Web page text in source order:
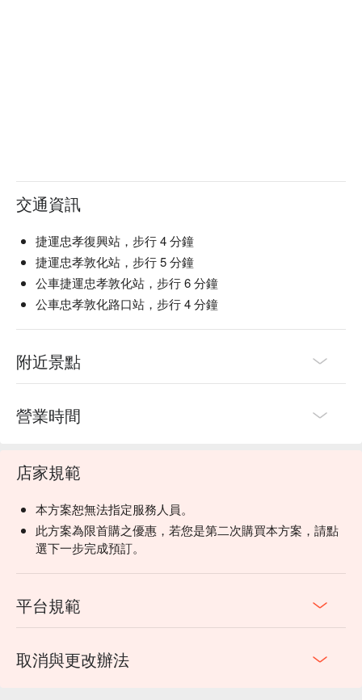
交通資訊
捷運忠孝復興站，步行 4 分鐘
捷運忠孝敦化站，步行 5 分鐘
公車捷運忠孝敦化站，步行 6 分鐘
公車忠孝敦化路口站，步行 4 分鐘
附近景點
營業時間
店家規範
本方案恕無法指定服務人員。
此方案為限首購之優惠，若您是第二次購買本方案，請點
選下一步完成預訂。
平台規範
取消與更改辦法